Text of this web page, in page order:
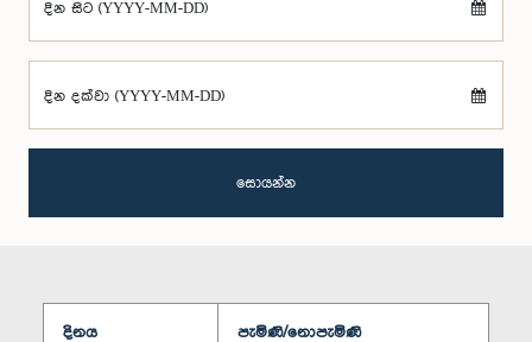
දින සිට (YYYY-MM-DD)
දින දක්වා (YYYY-MM-DD)
සොයන්න
දිනය පැමිණි/නොපැමිණි